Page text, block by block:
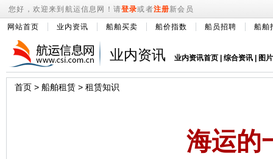
您好，欢迎来到航运信息网！请登录或者注册新会员
网站首页 业内资讯 船舶买卖 船价指数 船员招聘 船舶
业内资讯 业内资讯首页 综合资讯 图
首页 > 船舶租赁 > 租赁知识
海运的